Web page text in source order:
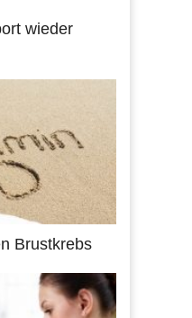
wieder
Brustkrebs